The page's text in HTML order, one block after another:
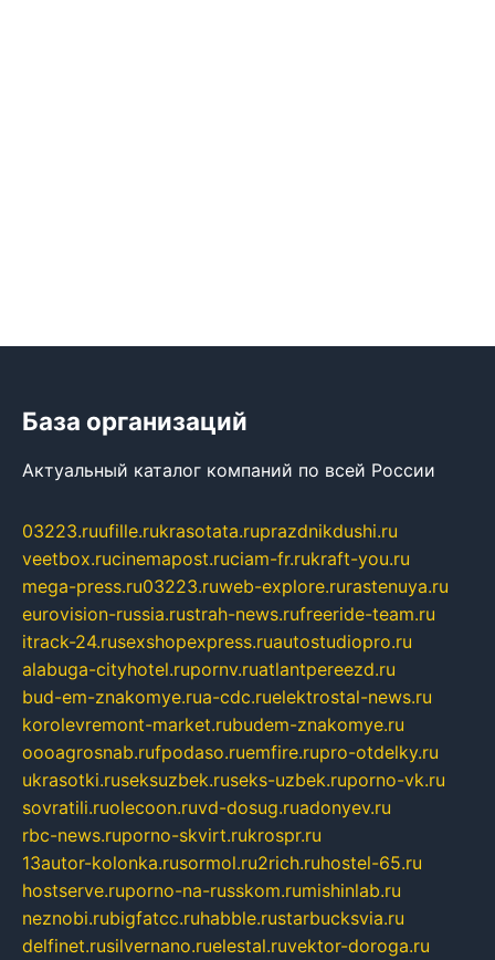
База организаций
Актуальный каталог компаний по всей России
03223.ruufille.rukrasotata.ruprazdnikdushi.ru
veetbox.rucinemapost.ruciam-fr.rukraft-you.ru
mega-press.ru03223.ruweb-explore.rurastenuya.ru
eurovision-russia.rustrah-news.rufreeride-team.ru
itrack-24.rusexshopexpress.ruautostudiopro.ru
alabuga-cityhotel.rupornv.ruatlantpereezd.ru
bud-em-znakomye.rua-cdc.ruelektrostal-news.ru
korolevremont-market.rubudem-znakomye.ru
oooagrosnab.rufpodaso.ruemfire.rupro-otdelky.ru
ukrasotki.ruseksuzbek.ruseks-uzbek.ruporno-vk.ru
sovratili.ruolecoon.ruvd-dosug.ruadonyev.ru
rbc-news.ruporno-skvirt.rukrospr.ru
13autor-kolonka.rusormol.ru2rich.ruhostel-65.ru
hostserve.ruporno-na-russkom.rumishinlab.ru
neznobi.rubigfatcc.ruhabble.rustarbucksvia.ru
delfinet.rusilvernano.ruelestal.ruvektor-doroga.ru